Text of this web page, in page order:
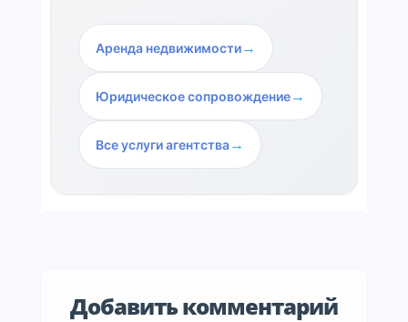
Аренда недвижимости→
Юридическое сопровождение→
Все услуги агентства→
Добавить комментарий